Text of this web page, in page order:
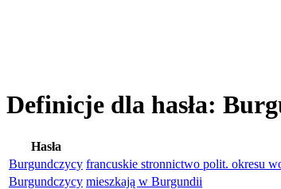
Definicje dla hasła:
Hasła
Burgundczycy francuskie stronnictwo polit. okresu
Burgundczycy mieszkają w Burgundii